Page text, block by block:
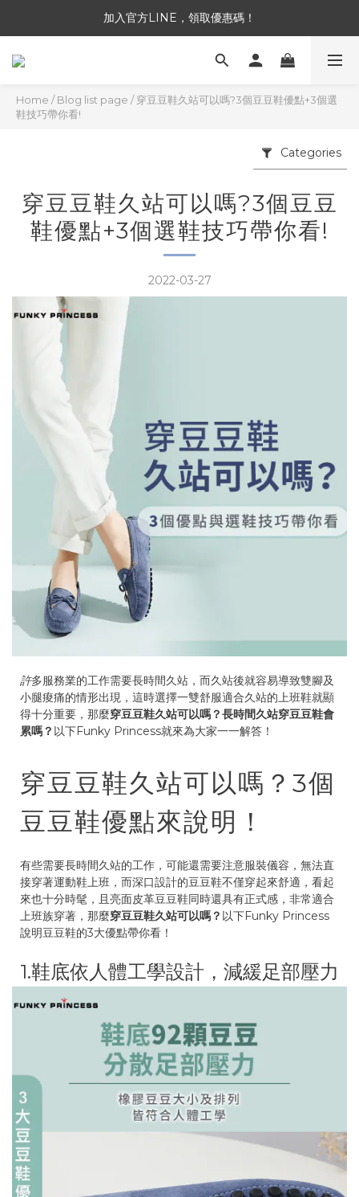
加入官方LINE，領取優惠碼！
全館消費滿 NT$3,300 免運
Home /Blog list page /穿豆豆鞋久站可以嗎?3個豆豆鞋優點+3個選
鞋技巧帶你看!
Categories
穿豆豆鞋久站可以嗎?3個豆豆
鞋優點+3個選鞋技巧帶你看!
2022-03-27
許多服務業的工作需要長時間久站，而久站後就容易導致雙腳及
小腿痠痛的情形出現，這時選擇一雙舒服適合久站的上班鞋就顯
得十分重要，那麼穿豆豆鞋久站可以嗎？長時間久站穿豆豆鞋會
累嗎？ 以下Funky Princess就來為大家一一解答！
穿豆豆鞋久站可以嗎？3個
豆豆鞋優點來說明！
有些需要長時間久站的工作，可能還需要注意服裝儀容，無法直
接穿著運動鞋上班，而深口設計的豆豆鞋不僅穿起來舒適，看起
來也十分時髦，且亮面皮革豆豆鞋同時還具有正式感，非常適合
上班族穿著，那麼穿豆豆鞋久站可以嗎？ 以下Funky Princess
說明豆豆鞋的3大優點帶你看！
1.鞋底依人體工學設計，減緩足部壓力